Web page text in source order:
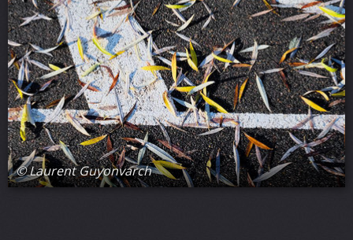
© Laurent Guyonvarch